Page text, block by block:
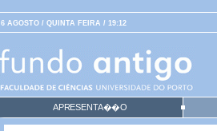
6 AGOSTO / QUINTA FEIRA / 19:12
APRESENTA��O